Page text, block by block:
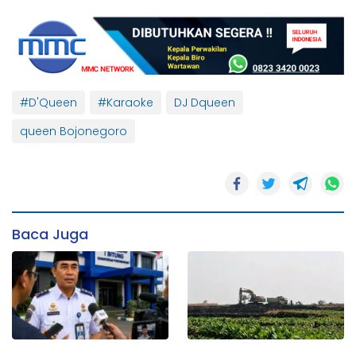
#D'Queen #Karaoke
DJ Dqueen
queen Bojonegoro
Baca Juga